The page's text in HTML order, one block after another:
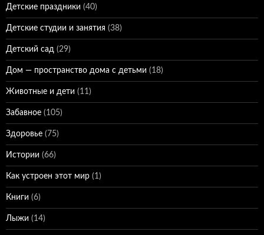
Детские праздники (40)
Детские студии и занятия (38)
Детский сад (29)
Дом — пространство дома с детьми (18)
Животные и дети (11)
Забавное (105)
Здоровье (75)
Истории (66)
Как устроен этот мир (1)
Книги (6)
Лыжи (14)